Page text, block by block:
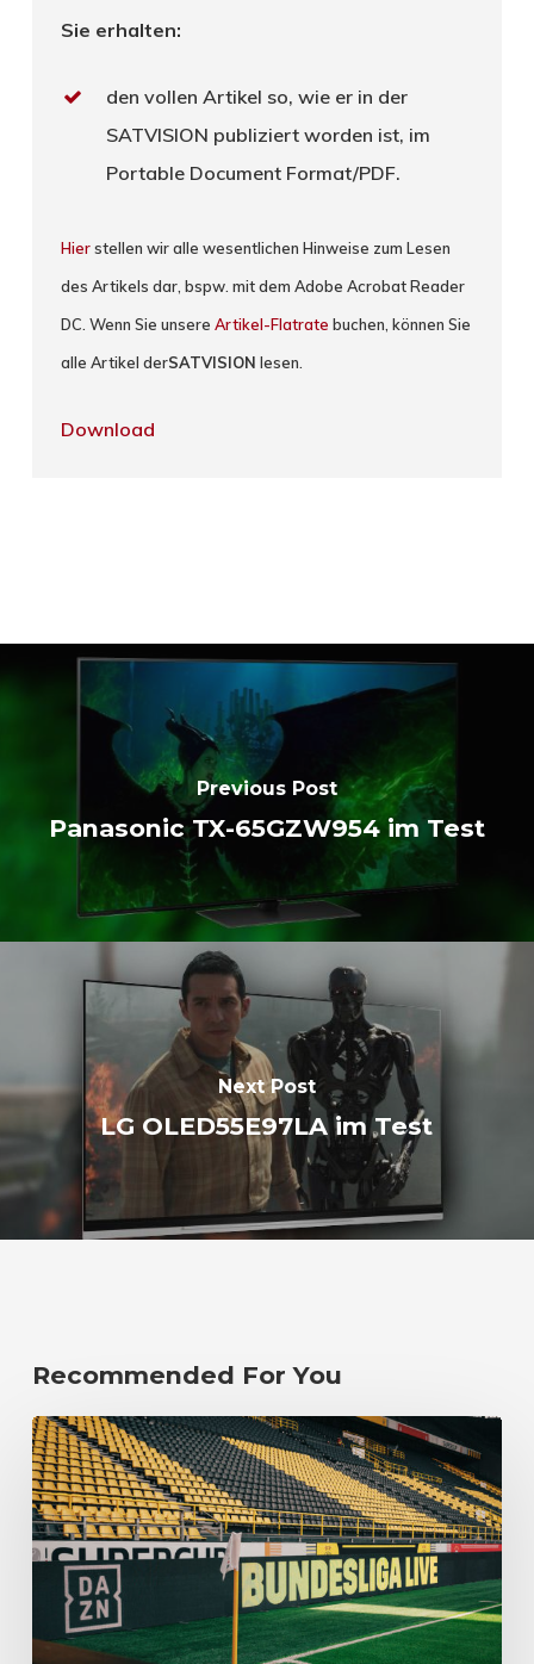
Sie erhalten:
den vollen Artikel so, wie er in der
SATVISION publiziert worden ist, im
Portable Document Format/PDF.
Hierstellen wir alle wesentlichen Hinweise zum Lesen
des Artikels dar, bspw. mit dem Adobe Acrobat Reader
DC. Wenn Sie unsereArtikel-Flatrate buchen, können Sie
alle Artikel derSATVISION lesen.
Download
Previous Post
Panasonic TX-65GZW954 im Test
Next Post
LG OLED55E97LA im Test
Recommended For You